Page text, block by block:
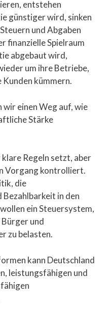
entstehen
günstiger wird, sinken
und Abgaben
finanzielle Spielraum
abgebaut wird,
um ihre Betriebe,
kümmern.
einen Weg auf, wie
Stärke
Regeln setzt, aber
Vorgang kontrolliert.
die
in den
ein Steuersystem,
und
zu belasten.
kann Deutschland
leistungsfähigen und